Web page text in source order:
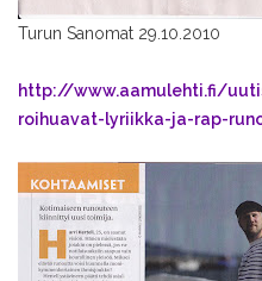
Turun Sanomat 29.10.2010
http://www.aamulehti.fi/
roihuavat-lyriikka-ja-rap-